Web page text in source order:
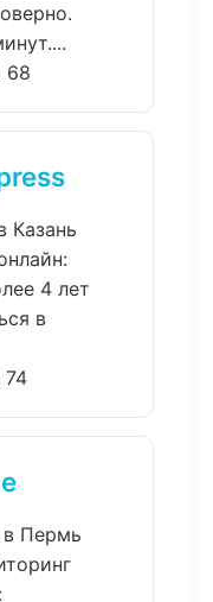
68
Казань
4 лет
в
74
в Пермь